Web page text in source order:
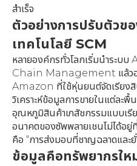
สำเร็จ
ตัวอย่างการปรับตัวข
เทคโนโลยี SCM
หลายองค์กรทั่วโลกเริ่มนำระบ
Chain Management แล้วอย่
Amazon ที่ใช้หุ่นยนต์จัดเรียง
วิเคราะห์ข้อมูลการขายในแต่ละ
อุณหภูมิสินค้าเภสัชกรรมแบบเรีย
อนาคตของซัพพลายเชนไม่ได้อยู่
คือ “การส่งมอบที่ชาญฉลาดและ
ข้อมูลคือทรัพยากรใ